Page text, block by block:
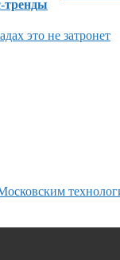
тренды
это не затронет